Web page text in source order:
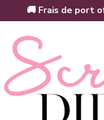
🚚 Frais de port